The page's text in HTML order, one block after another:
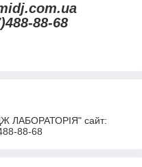
88-68
ЛАБОРАТОРІЯ" сайт:
88-68